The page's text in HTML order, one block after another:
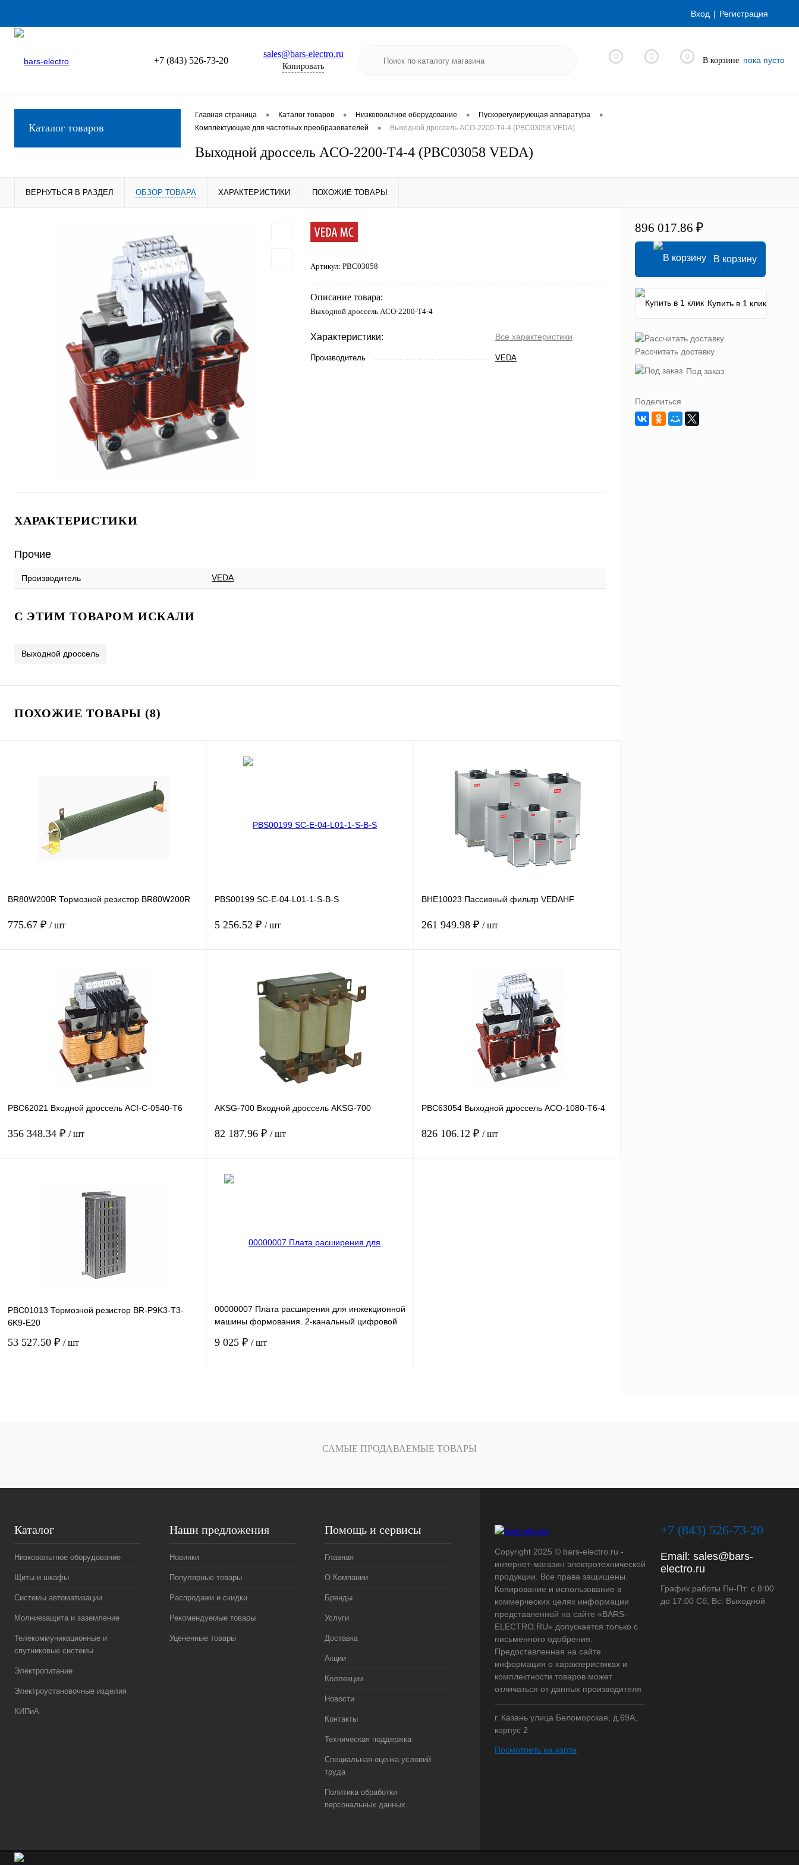
Вход Регистрация
+7 (843) 526-73-20
sales@bars-electro.ru
Копировать
0 0 0 В корзине пока пусто
Каталог товаров
Главная страница • Каталог товаров • Низковольтное оборудование • Пускорегулирующая аппаратура •
Комплектующие для частотных преобразователей • Выходной дроссель ACO-2200-T4-4 (PBC03058 VEDA)
Выходной дроссель ACO-2200-T4-4 (PBC03058 VEDA)
ВЕРНУТЬСЯ В РАЗДЕЛ ОБЗОР ТОВАРА ХАРАКТЕРИСТИКИ ПОХОЖИЕ ТОВАРЫ
Артикул: PBC03058
Описание товара:
Выходной дроссель ACO-2200-T4-4
Характеристики: Все характеристики
Производитель VEDA
ХАРАКТЕРИСТИКИ
Прочие
Производитель VEDA
C ЭТИМ ТОВАРОМ ИСКАЛИ
Выходной дроссель
ПОХОЖИЕ ТОВАРЫ (8)
BR80W200R Тормозной резистор BR80W200R
775.67 ₽ / шт
В корзину
Купить в 1 клик Сравнение
Под заказ
PBS00199 SC-E-04-L01-1-S-B-S
5 256.52 ₽ / шт
В корзину
Купить в 1 клик Сравнение
Под заказ
BHE10023 Пассивный фильтр VEDAHF
261 949.98 ₽ / шт
Сравнение
Под заказ
PBC62021 Входной дроссель ACI-C-0540-T6
356 348.34 ₽ / шт
Сравнение
Под заказ
AKSG-700 Входной дроссель AKSG-700
82 187.96 ₽ / шт
PBC63054 Выходной дроссель ACO-1080-T6-4
826 106.12 ₽ / шт
PBC01013 Тормозной резистор BR-P9K3-T3-
6K9-E20
53 527.50 ₽ / шт
Купить в 1 клик Сравнение
00000007 Плата расширения для инжекционной
машины формования. 2-канальный цифровой
9 025 ₽ / шт
Купить в 1 клик Сравнение
896 017.86 ₽
В корзину
Купить в 1 клик
Рассчитать доставку
Под заказ
Поделиться
САМЫЕ ПРОДАВАЕМЫЕ ТОВАРЫ
Каталог
Низковольтное оборудование
Щиты и шкафы
Системы автоматизации
Молниезащита и заземление
Телекоммуникационные и
спутниковые системы
Электропитание
Электроустановочные изделия
КИПиА
Наши предложения
Новинки
Популярные товары
Распродажи и скидки
Рекомендуемые товары
Уцененные товары
Помощь и сервисы
Главная
О Компании
Бренды
Услуги
Доставка
Акции
Коллекции
Новости
Контакты
Техническая поддержка
Специальная оценка условий
труда
Политика обработки
персональных данных
Copyright 2025 © bars-electro.ru -
интернет-магазин электротехнической
продукции. Все права защищены.
Копирование и использование в
коммерческих целях информации
представленной на сайте «BARS-
ELECTRO.RU» допускается только с
письменного одобрения.
Предоставленная на сайте
информация о характеристиках и
комплектности товаров может
отличаться от данных производителя
г. Казань улица Беломорская, д.69А,
корпус 2
Посмотреть на карте
+7 (843) 526-73-20
Email: sales@bars-
electro.ru
График работы Пн-Пт: с 8:00
до 17:00 Сб, Вс: Выходной